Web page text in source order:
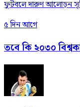
ফুটবলে দারুণ আলোড়ন
৫ দিন আগে
তবে কি ২০৩০